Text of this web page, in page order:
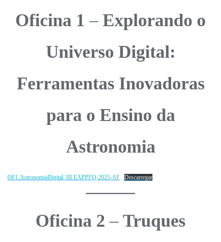
Oficina 1 – Explorando o
Universo Digital:
Ferramentas Inovadoras
para o Ensino da
Astronomia
OF1.AstronomiaDigital_III EAPPFQ-2025-AF Descarregar
Oficina 2 – Truques